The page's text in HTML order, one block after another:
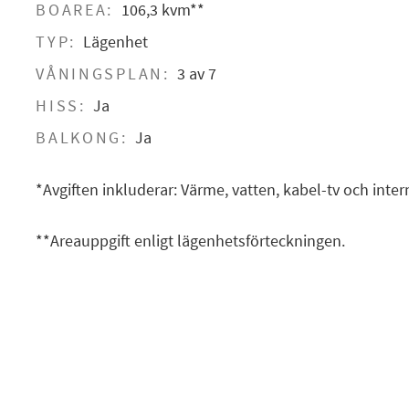
BOAREA:
106,3 kvm**
TYP: Lägenhet
VÅNINGSPLAN: 3 av 7
HISS: Ja
BALKONG: Ja
*Avgiften inkluderar: Värme, vatten, kabel-tv och
**Areauppgift enligt lägenhetsförteckningen.